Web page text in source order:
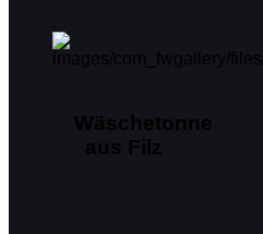
Wäschetonne
aus Filz